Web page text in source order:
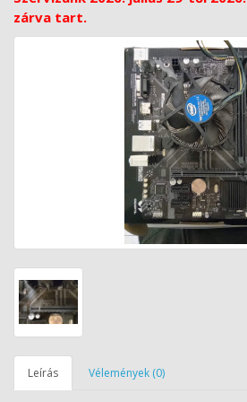
zárva tart.
Leírás Vélemények (0)